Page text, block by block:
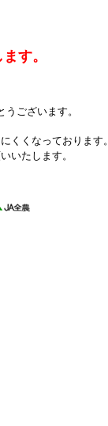
す。
ございます。
くくなっております。
いたします。